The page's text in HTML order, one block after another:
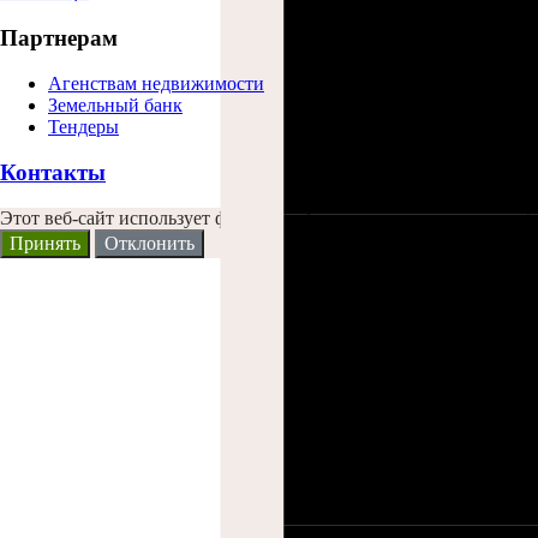
Партнерам
Агенствам недвижимости
Земельный банк
Тендеры
Контакты
Этот веб-сайт использует файлы Cookies и другие решения,
Принять
Отклонить